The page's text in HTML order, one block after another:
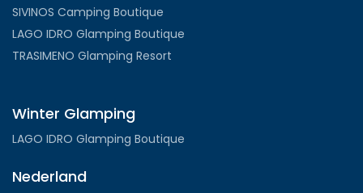
SIVINOS Camping Boutique
LAGO IDRO Glamping Boutique
TRASIMENO Glamping Resort
Winter Glamping
LAGO IDRO Glamping Boutique
Nederland